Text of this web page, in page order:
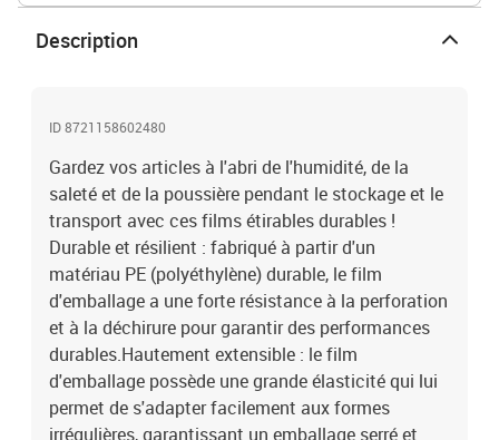
51,5 cmLargeur (sans noyau) : 50 cmLongueur : 300 mÉpaisseur :
20 μmDiamètre du noyau : 6 cmLa livraison contient :2 x film
Description
ID 8721158602480
Gardez vos articles à l'abri de l'humidité, de la
saleté et de la poussière pendant le stockage et le
transport avec ces films étirables durables !
Durable et résilient : fabriqué à partir d'un
matériau PE (polyéthylène) durable, le film
d'emballage a une forte résistance à la perforation
et à la déchirure pour garantir des performances
durables.Hautement extensible : le film
d'emballage possède une grande élasticité qui lui
permet de s'adapter facilement aux formes
irrégulières, garantissant un emballage serré et